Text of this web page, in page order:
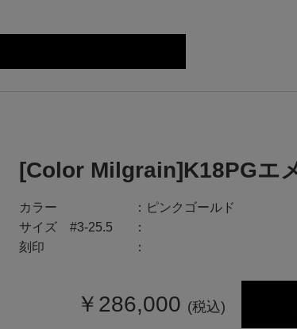
[Color Milgrain]K18PGエ
カラー
ピンクゴールド
サイズ #3-25.5
刻印
￥ 286,000 (税込)